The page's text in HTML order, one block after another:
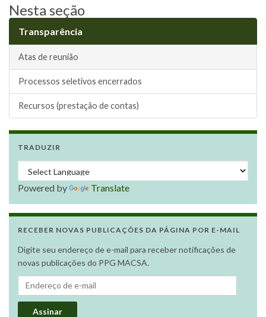
Nesta seção
Transparência
Atas de reunião
Processos seletivos encerrados
Recursos (prestação de contas)
TRADUZIR
Powered by Translate
RECEBER NOVAS PUBLICAÇÕES DA PÁGINA POR E-MAIL
Digite seu endereço de e-mail para receber notificações de
novas publicações do PPG MACSA.
Endereço de e-mail
Assinar